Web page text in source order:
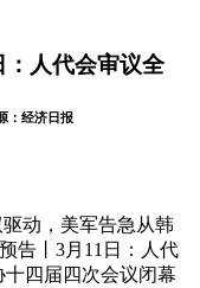
：人代会审议全
： 经济日报
动，美军告急从韩
告丨3月11日：人代
四届四次会议闭幕